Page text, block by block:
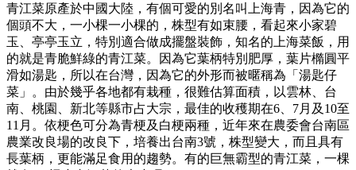
青江菜原產於中國大陸，有個可愛的別名叫上海青，因為它的
個頭不大，一小棵一小棵的，株型有如束腰，看起來小家碧
玉、亭亭玉立，特別適合做成擺盤裝飾，知名的上海菜飯，用
的就是青脆鮮綠的青江菜。因為它葉柄特別肥厚，葉片橢圓平
滑如湯匙，所以在台灣，因為它的外形而被暱稱為「湯匙仔
菜」。由於幾乎各地都有栽種，很難估算面積，以雲林、台
南、桃園、新北等縣市占大宗，最佳的收穫期在6、7月及10至
11月。依梗色可分為青梗及白梗兩種，近年來在農委會台南區
農業改良場的改良下，培養出台南3號，株型變大，而且具有
長葉柄，更能滿足食用的趨勢。有的巨無霸型的青江菜，一棵